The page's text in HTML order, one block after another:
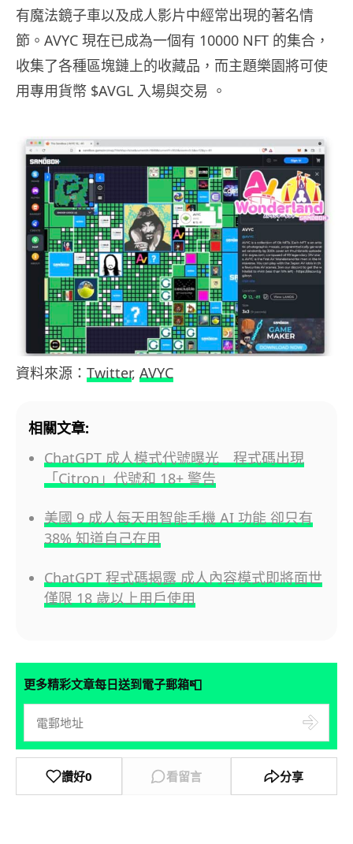
有魔法鏡子車以及成人影片中經常出現的著名情
節。AVYC 現在已成為一個有 10000 NFT 的集合，
收集了各種區塊鏈上的收藏品，而主題樂園將可使
用專用貨幣 $AVGL 入場與交易 。
資料來源： Twitter, AVYC
相關文章:
ChatGPT 成人模式代號曝光 程式碼出現
「Citron」代號和 18+ 警告
美國 9 成人每天用智能手機 AI 功能 卻只有
38% 知道自己在用
ChatGPT 程式碼揭露 成人內容模式即將面世
僅限 18 歲以上用戶使用
更多精彩文章每日送到電子郵箱📮
讚好0 看留言 分享